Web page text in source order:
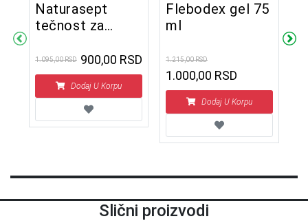
Naturasept
tečnost za
1.095,00 RSD 900,00 RSD
Dodaj U Korpu
Flebodex gel 75
ml
1.215,00 RSD
1.000,00 RSD
Dodaj U Korpu
Slični proizvodi